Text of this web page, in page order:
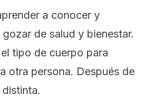
a conocer y
de salud y bienestar.
tipo de cuerpo para
otra persona. Después de